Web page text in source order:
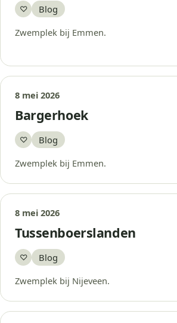
♡
Bewaar
Blog
Zwemplek bij Emmen.
8 mei 2026
Bargerhoek
♡
Bewaar
Blog
Zwemplek bij Emmen.
8 mei 2026
Tussenboerslanden
♡
Bewaar
Blog
Zwemplek bij Nijeveen.